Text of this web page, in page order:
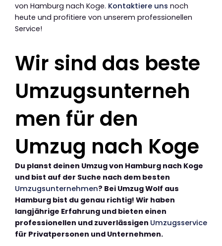
von Hamburg nach Koge. Kontaktiere uns noch
heute und profitiere von unserem professionellen
Service!
Wir sind das beste
Umzugsunterneh
men für den
Umzug nach Koge
Du planst deinen Umzug von Hamburg nach Koge
und bist auf der Suche nach dem besten
Umzugsunternehmen? Bei Umzug Wolf aus
Hamburg bist du genau richtig! Wir haben
langjährige Erfahrung und bieten einen
professionellen und zuverlässigen Umzugsservice
für Privatpersonen und Unternehmen.